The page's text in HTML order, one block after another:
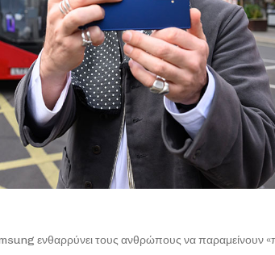
ενθαρρύνει τους ανθρώπους να παραμείνουν